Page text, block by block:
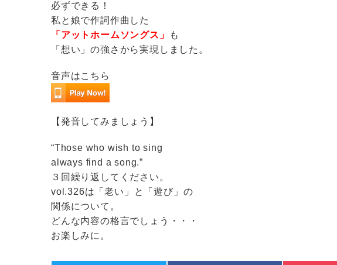
必ずできる！
私と娘で作詞作曲した
「アットホームソングス」
も
「想い」の強さから実現しました。
音声はこちら
【発音してみましょう】
“Those who wish to sing
always find a song.”
３回繰り返してください。
vol.326は「老い」と「遊び」の
関係について。
どんな内容の格言でしょう・・・
お楽しみに。